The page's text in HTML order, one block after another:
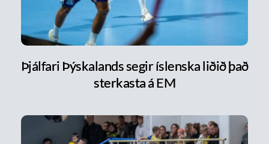
Þjálfari Þýskalands segir íslenska liðið það
sterkasta á EM